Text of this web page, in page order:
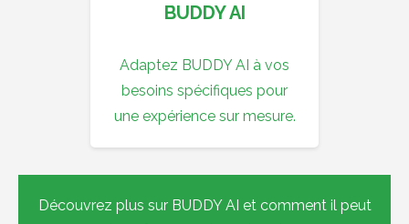
BUDDY AI
Adaptez BUDDY AI à vos
besoins spécifiques pour
une expérience sur mesure.
Découvrez plus sur BUDDY AI et comment il peut